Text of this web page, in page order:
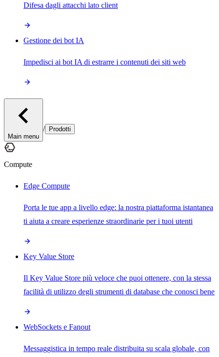
Difesa dagli attacchi lato client
Gestione dei bot IA
Impedisci ai bot IA di estrarre i contenuti dei siti web
Main menu
/ Prodotti
Compute
Edge Compute
Porta le tue app a livello edge: la nostra piattaforma istantanea
ti aiuta a creare esperienze straordinarie per i tuoi utenti
Key Value Store
Il Key Value Store più veloce che puoi ottenere, con la stessa
facilità di utilizzo degli strumenti di database che conosci bene
WebSockets e Fanout
Messaggistica in tempo reale distribuita su scala globale, con